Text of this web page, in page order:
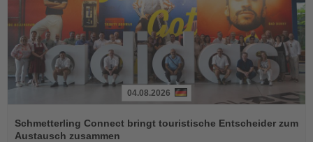
Sie
die
04.08.2026
Schmetterling Connect bringt touristische Entscheider zum
Austausch zusammen